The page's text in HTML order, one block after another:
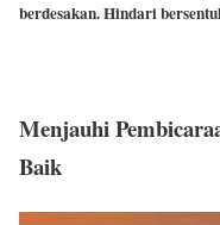
berdesakan. Hindari
Menjauhi
Baik